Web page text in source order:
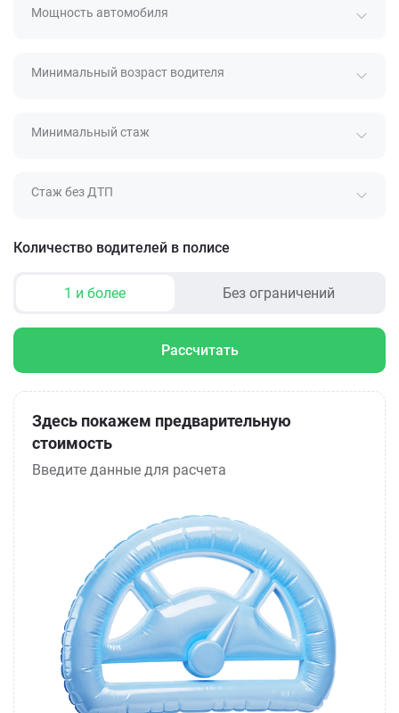
Мощность автомобиля
Минимальный возраст водителя
Минимальный стаж
Стаж без ДТП
Количество водителей в полисе
1 и более Без ограничений
Рассчитать
Здесь покажем предварительную
стоимость
Введите данные для расчета